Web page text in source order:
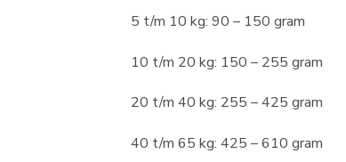
5 t/m 10 kg: 90 – 150 gram
10 t/m 20 kg: 150 – 255 gram
20 t/m 40 kg: 255 – 425 gram
40 t/m 65 kg: 425 – 610 gram